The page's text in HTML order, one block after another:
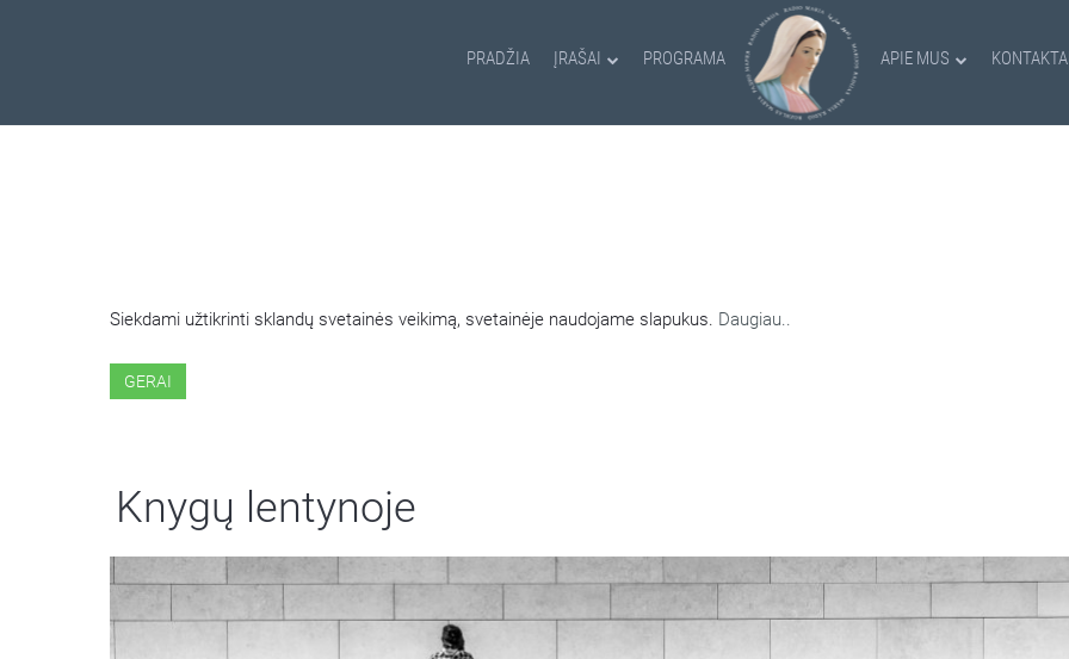
PRADŽIA ĮRAŠAI PROGRAMA APIE MUS
Siekdami užtikrinti sklandų svetainės veikimą, svetainėje naudojame slapukus. Daugiau..
GERAI
Knygų lentynoje